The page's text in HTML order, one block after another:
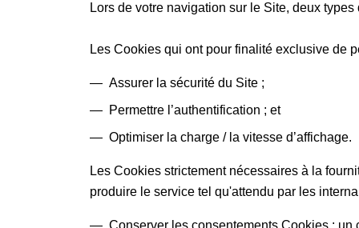
Lors de votre navigation sur le Site, deux
Les Cookies qui ont pour finalité exclusive de
Assurer la sécurité du Site ;
Permettre l’authentification ; et
Optimiser la charge / la vitesse d’affichage.
Les Cookies strictement nécessaires à la
produire le service tel qu'attendu par les
Conserver les consentements Cookies :